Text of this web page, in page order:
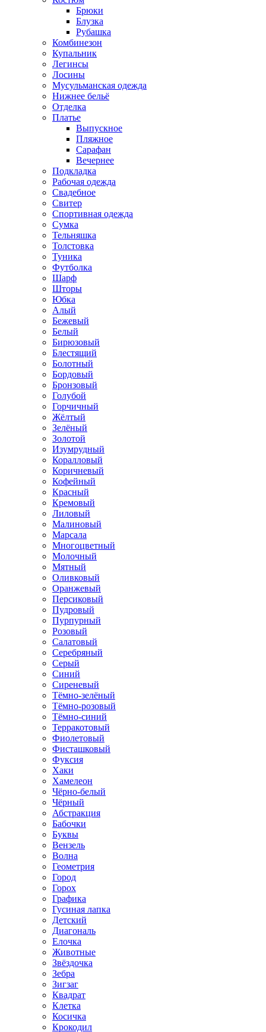
Брюки
Блузка
Рубашка
Комбинезон
Купальник
Легинсы
Лосины
Мусульманская одежда
Нижнее бельё
Отделка
Платье
Выпускное
Пляжное
Сарафан
Вечернее
Подкладка
Рабочая одежда
Свадебное
Свитер
Спортивная одежда
Сумка
Тельняшка
Толстовка
Туника
Футболка
Шарф
Шторы
Юбка
Алый
Бежевый
Белый
Бирюзовый
Блестящий
Болотный
Бордовый
Бронзовый
Голубой
Горчичный
Жёлтый
Зелёный
Золотой
Изумрудный
Коралловый
Коричневый
Кофейный
Красный
Кремовый
Лиловый
Малиновый
Марсала
Многоцветный
Молочный
Мятный
Оливковый
Оранжевый
Персиковый
Пудровый
Пурпурный
Розовый
Салатовый
Серебряный
Серый
Синий
Сиреневый
Тёмно-зелёный
Тёмно-розовый
Тёмно-синий
Терракотовый
Фиолетовый
Фисташковый
Фуксия
Хаки
Хамелеон
Чёрно-белый
Чёрный
Абстракция
Бабочки
Буквы
Вензель
Волна
Геометрия
Город
Горох
Графика
Гусиная лапка
Детский
Диагональ
Елочка
Животные
Звёздочка
Зебра
Зигзаг
Квадрат
Клетка
Косичка
Крокодил